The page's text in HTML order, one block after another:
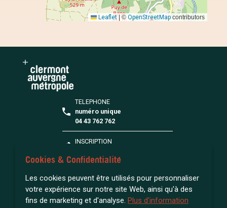
TELEPHONE
numéro unique
04 43 762 762
INSCRIPTION
Toutes vos questions
Cookies & Confidentialité
Les cookies peuvent être utilisés pour personnaliser
votre expérience sur notre site Web, ainsi qu'à des
fins de marketing et d'analyse. Plus d'information